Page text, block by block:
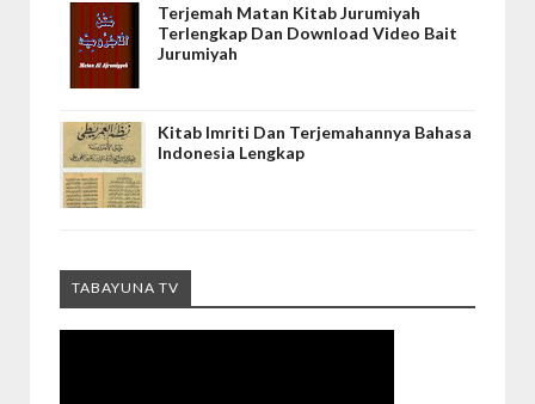
Terjemah Matan Kitab Jurumiyah
Terlengkap Dan Download Video Bait
Jurumiyah
Kitab Imriti Dan Terjemahannya Bahasa
Indonesia Lengkap
TABAYUNA TV